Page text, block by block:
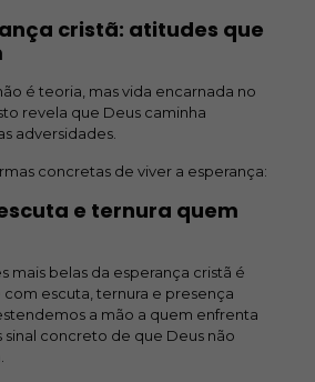
cristã: atitudes que
é teoria, mas vida encarnada no
revela que Deus caminha
adversidades.
concretas de viver a esperança:
e ternura quem
mais belas da esperança cristã é
escuta, ternura e presença
a mão a quem enfrenta
concreto de que Deus não